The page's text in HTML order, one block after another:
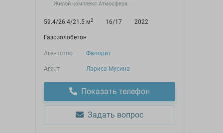
Жилой комплекс Атмосфера
59.4/26.4/21.5 м2 16/17 2022
Газозолобетон
Агентство Фаворит
Агент Лариса Мусина
Показать телефон
Задать вопрос